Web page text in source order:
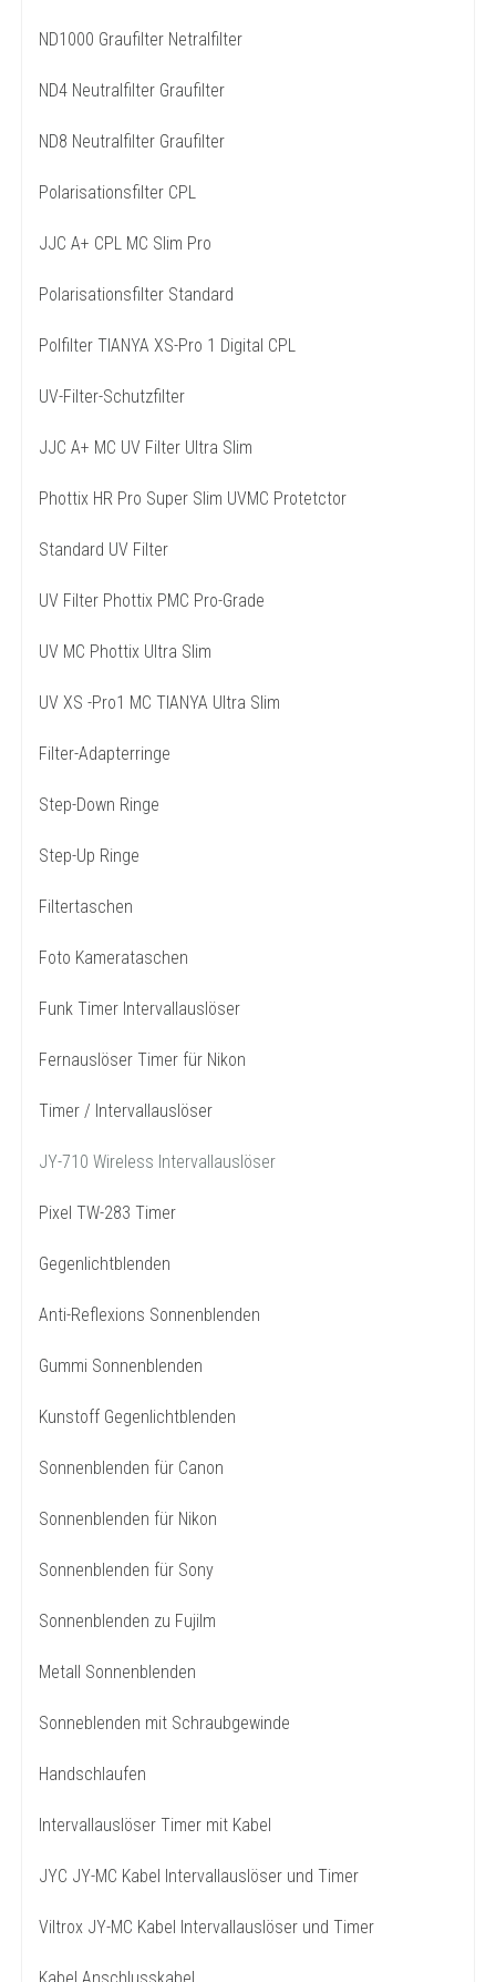
ND1000 Graufilter Netralfilter
ND4 Neutralfilter Graufilter
ND8 Neutralfilter Graufilter
Polarisationsfilter CPL
JJC A+ CPL MC Slim Pro
Polarisationsfilter Standard
Polfilter TIANYA XS-Pro 1 Digital CPL
UV-Filter-Schutzfilter
JJC A+ MC UV Filter Ultra Slim
Phottix HR Pro Super Slim UVMC Protetctor
Standard UV Filter
UV Filter Phottix PMC Pro-Grade
UV MC Phottix Ultra Slim
UV XS -Pro1 MC TIANYA Ultra Slim
Filter-Adapterringe
Step-Down Ringe
Step-Up Ringe
Filtertaschen
Foto Kamerataschen
Funk Timer Intervallauslöser
Fernauslöser Timer für Nikon
Timer / Intervallauslöser
JY-710 Wireless Intervallauslöser
Pixel TW-283 Timer
Gegenlichtblenden
Anti-Reflexions Sonnenblenden
Gummi Sonnenblenden
Kunstoff Gegenlichtblenden
Sonnenblenden für Canon
Sonnenblenden für Nikon
Sonnenblenden für Sony
Sonnenblenden zu Fujilm
Metall Sonnenblenden
Sonneblenden mit Schraubgewinde
Handschlaufen
Intervallauslöser Timer mit Kabel
JYC JY-MC Kabel Intervallauslöser und Timer
Viltrox JY-MC Kabel Intervallauslöser und Timer